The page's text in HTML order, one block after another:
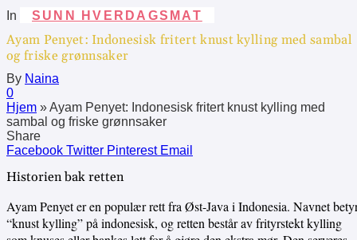
In SUNN HVERDAGSMAT
Ayam Penyet: Indonesisk fritert knust kylling med sambal
og friske grønnsaker
By Naina
0
Hjem »Ayam Penyet: Indonesisk fritert knust kylling med
sambal og friske grønnsaker
Share
Facebook Twitter Pinterest Email
Historien bak retten
Ayam Penyet er en populær rett fra Øst-Java i Indonesia. Navnet
“knust kylling” på indonesisk, og retten består av frityrstekt kylling